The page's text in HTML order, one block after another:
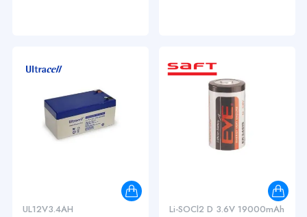
UL12V3.4AH Li-SOCl2 D 3.6V 19000mAh